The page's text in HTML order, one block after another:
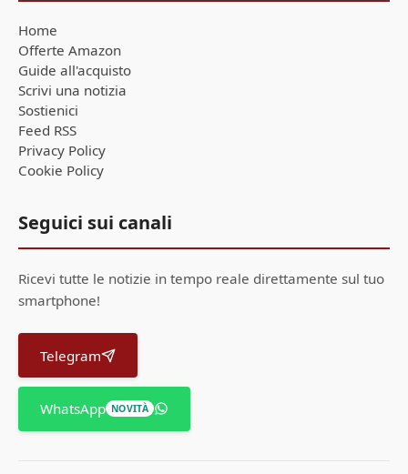
Home
Offerte Amazon
Guide all'acquisto
Scrivi una notizia
Sostienici
Feed RSS
Privacy Policy
Cookie Policy
Seguici sui canali
Ricevi tutte le notizie in tempo reale direttamente sul tuo
smartphone!
Telegram
WhatsApp NOVITÀ